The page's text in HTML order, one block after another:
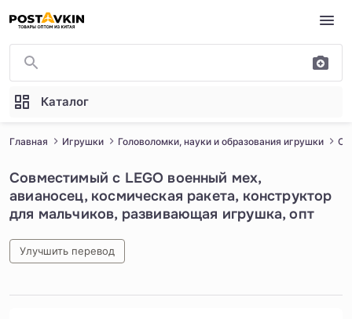
Перейти к основному содержимому
Каталог
Главная Игрушки Головоломки, науки и образования игрушки
Совместимый с LEGO военный мех,
авианосец, космическая ракета, конструктор
для мальчиков, развивающая игрушка, опт
Улучшить перевод